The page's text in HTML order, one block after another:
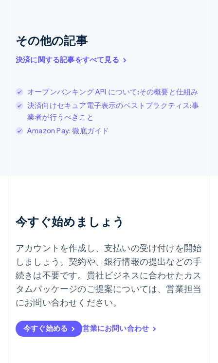
その他の記事
決済に関する記事をすべて見る
オープンバンキング API について:その概要と仕組み
決済向けセキュア電子表示のベストプラクティス:事
業者が行うべきこと
Amazon Pay: 徹底ガイド
今すぐ始めましょう
アカウントを作成し、支払いの受け付けを開始
しましょう。契約や、銀行情報の提出などの手
続きは不要です。貴社ビジネスに合わせたカス
タムパッケージのご提案については、営業担当
にお問い合わせください。
今すぐ始める 営業にお問い合わせ
ジブラルタル
English
シンガポール
English 简体中文
スウェーデン
Svenska English
スペイン
EspañolEnglish
スロバキア
English
Deutsch English
ニュージーランド
English
ノルウェー
ハンガリー
English
EnglishSvenska
ブラジル